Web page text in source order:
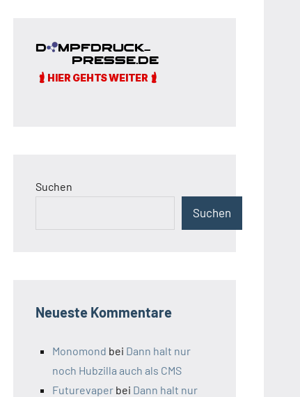
Suchen
Suchen
Neueste Kommentare
Monomond bei Dann halt nur
noch Hubzilla auch als CMS
Futurevaper bei Dann halt nur